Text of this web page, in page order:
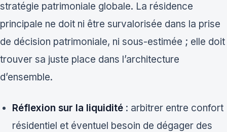
stratégie patrimoniale globale. La résidence
principale ne doit ni être survalorisée dans la prise
de décision patrimoniale, ni sous-estimée ; elle doit
trouver sa juste place dans l’architecture
d’ensemble.
Réflexion sur la liquidité : arbitrer entre confort
résidentiel et éventuel besoin de dégager des